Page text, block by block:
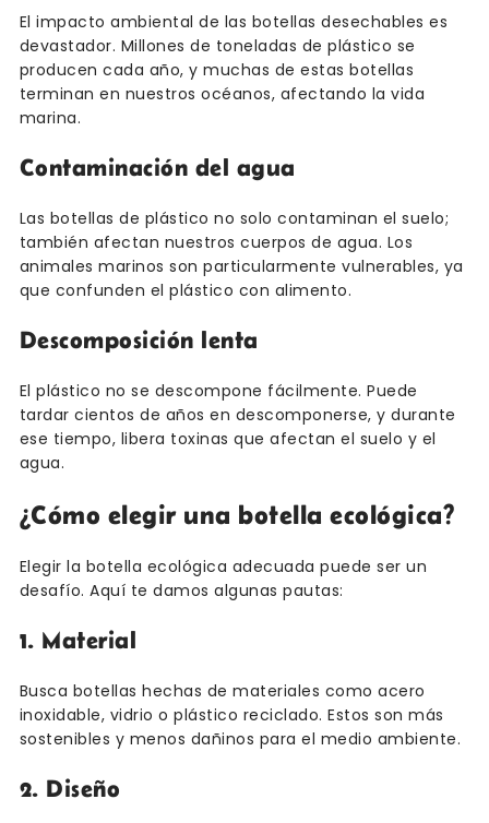
El impacto ambiental de las botellas desechables es
devastador. Millones de toneladas de plástico se
producen cada año, y muchas de estas botellas
terminan en nuestros océanos, afectando la vida
marina.
Contaminación del agua
Las botellas de plástico no solo contaminan el suelo;
también afectan nuestros cuerpos de agua. Los
animales marinos son particularmente vulnerables, ya
que confunden el plástico con alimento.
Descomposición lenta
El plástico no se descompone fácilmente. Puede
tardar cientos de años en descomponerse, y durante
ese tiempo, libera toxinas que afectan el suelo y el
agua.
¿Cómo elegir una botella ecológica?
Elegir la botella ecológica adecuada puede ser un
desafío. Aquí te damos algunas pautas:
1. Material
Busca botellas hechas de materiales como acero
inoxidable, vidrio o plástico reciclado. Estos son más
sostenibles y menos dañinos para el medio ambiente.
2. Diseño